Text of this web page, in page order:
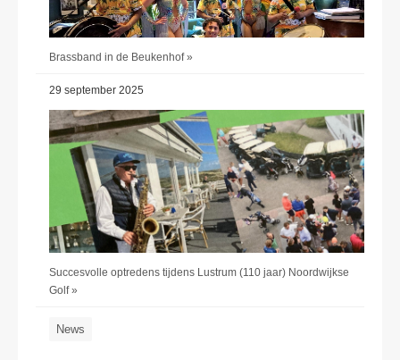
Brassband in de Beukenhof »
29 september 2025
Succesvolle optredens tijdens Lustrum (110 jaar) Noordwijkse
Golf »
News